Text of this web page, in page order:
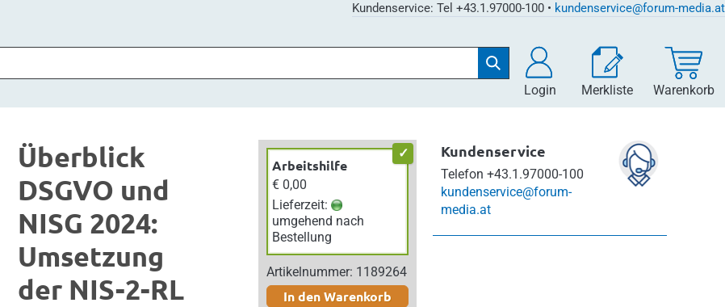
Kundenservice: Tel +43.1.97000-100 • kundenservice@forum-media.at
Login Merkliste Warenkorb
Überblick
DSGVO und
NISG 2024:
Umsetzung
der NIS-2-RL
Arbeitshilfe
€ 0,00
Lieferzeit:
umgehend nach
Bestellung
Artikelnummer: 1189264
In den Warenkorb
Kundenservice
Telefon +43.1.97000-100
kundenservice@forum-
media.at